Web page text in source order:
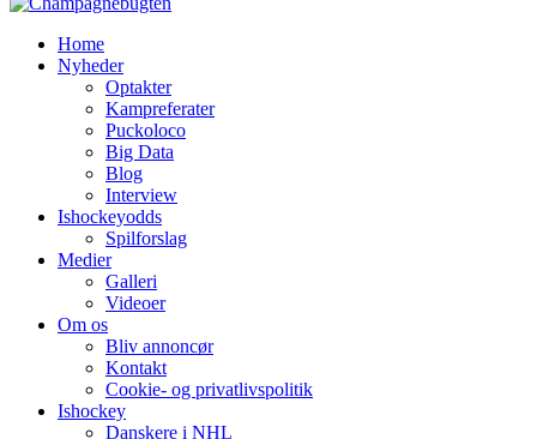
Home
Nyheder
Optakter
Kampreferater
Puckoloco
Big Data
Blog
Interview
Ishockeyodds
Spilforslag
Medier
Galleri
Videoer
Om os
Bliv annoncør
Kontakt
Cookie- og privatlivspolitik
Ishockey
Danskere i NHL